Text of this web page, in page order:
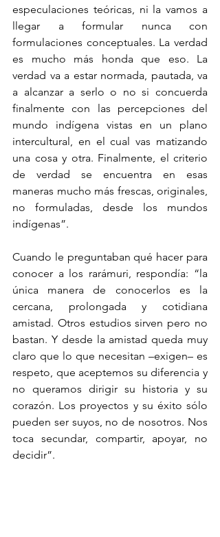
especulaciones teóricas, ni la vamos a
llegar a formular nunca con
formulaciones conceptuales. La verdad
es mucho más honda que eso. La
verdad va a estar normada, pautada, va
a alcanzar a serlo o no si concuerda
finalmente con las percepciones del
mundo indígena vistas en un plano
intercultural, en el cual vas matizando
una cosa y otra. Finalmente, el criterio
de verdad se encuentra en esas
maneras mucho más frescas, originales,
no formuladas, desde los mundos
indígenas”.
Cuando le preguntaban qué hacer para
conocer a los rarámuri, respondía: “la
única manera de conocerlos es la
cercana, prolongada y cotidiana
amistad. Otros estudios sirven pero no
bastan. Y desde la amistad queda muy
claro que lo que necesitan –exigen– es
respeto, que aceptemos su diferencia y
no queramos dirigir su historia y su
corazón. Los proyectos y su éxito sólo
pueden ser suyos, no de nosotros. Nos
toca secundar, compartir, apoyar, no
decidir”.